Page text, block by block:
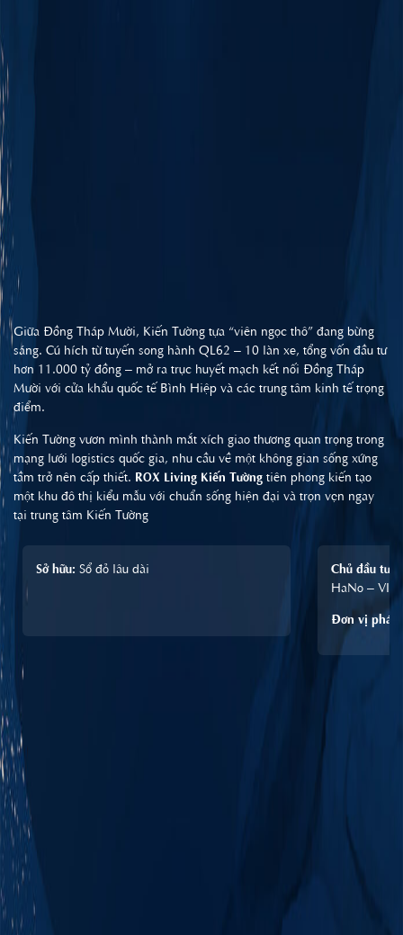
Giữa Đồng Tháp Mười, Kiến Tường tựa “viên ngọc thô” đang bừng
sáng. Cú hích từ tuyến song hành QL62 – 10 làn xe, tổng vốn đầu tư
hơn 11.000 tỷ đồng – mở ra trục huyết mạch kết nối Đồng Tháp
Mười với cửa khẩu quốc tế Bình Hiệp và các trung tâm kinh tế trọng
điểm.
Kiến Tường vươn mình thành mắt xích giao thương quan trọng trong
mạng lưới logistics quốc gia, nhu cầu về một không gian sống xứng
tầm trở nên cấp thiết. ROX Living Kiến Tường tiên phong kiến tạo
một khu đô thị kiểu mẫu với chuẩn sống hiện đại và trọn vẹn ngay
tại trung tâm Kiến Tường
Sở hữu: Sổ đỏ lâu dài Chủ đầu tư
HaNo – VID.
Đơn vị phát